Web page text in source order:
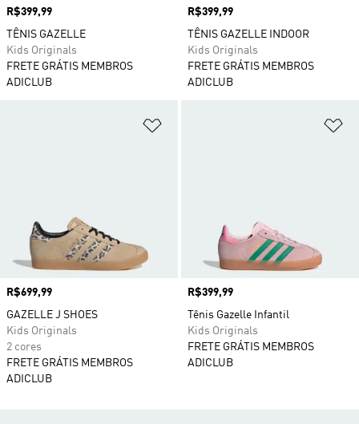
Preço
R$399,99
TÊNIS GAZELLE
Kids Originals
FRETE GRÁTIS MEMBROS
ADICLUB
Preço
R$399,99
TÊNIS GAZELLE INDOOR
Kids Originals
FRETE GRÁTIS MEMBROS
ADICLUB
Preço
R$699,99
GAZELLE J SHOES
Kids Originals
2 cores
FRETE GRÁTIS MEMBROS
ADICLUB
Preço
R$399,99
Tênis Gazelle Infantil
Kids Originals
FRETE GRÁTIS MEMBROS
ADICLUB